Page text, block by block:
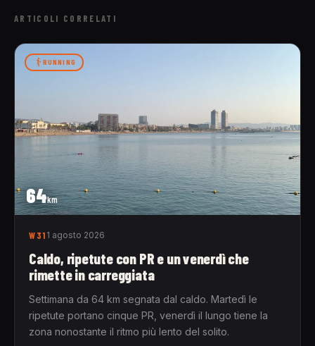
ARTICOLI CORRELATI
64km
RUNNING
W31 1 agosto 2026
Caldo, ripetute con PR e un venerdì che
rimette in carreggiata
Settimana da 64 km segnata dal caldo. Martedì le
ripetute portano cinque PR, venerdì il lungo tiene la
zona nonostante il ritmo più lento del solito.